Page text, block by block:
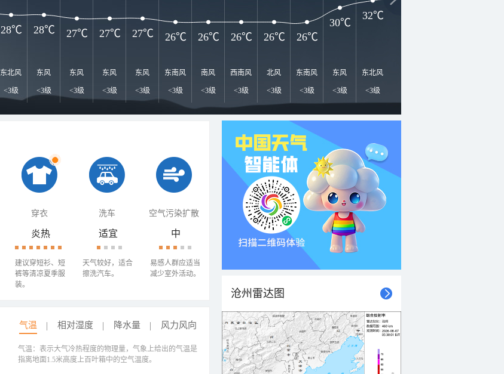
东北风
<3级
东风
<3级
东风
<3级
东风
<3级
东风
<3级
东南风
<3级
南风
<3级
西南风
<3级
北风
<3级
东南风
<3级
东风
<3级
东北风
<3级
28℃ 28℃ 27℃ 27℃ 27℃ 26℃ 26℃ 26℃ 26℃ 26℃
30℃
32℃
穿衣 洗车 空气污染扩散
炎热
建议穿短衫、短
裤等清凉夏季服
装。
适宜
天气较好，适合
擦洗汽车。
中
易感人群应适当
减少室外活动。
气温 相对湿度 降水量 风力风向
气温：表示大气冷热程度的物理量，气象上给出的气温是
指离地面1.5米高度上百叶箱中的空气温度。
沧州雷达图